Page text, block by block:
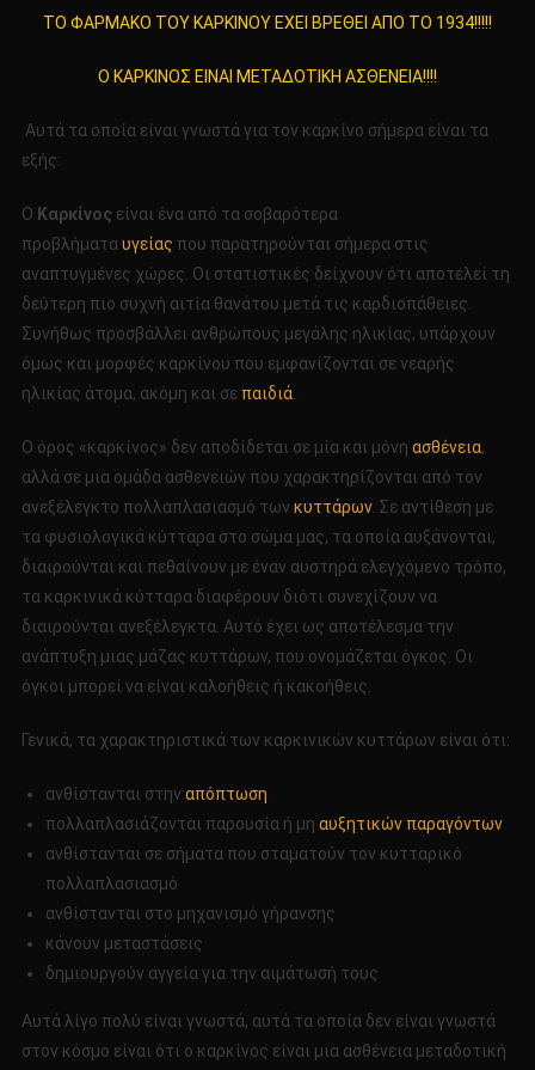
ΦΑΡΜΑΚΟ
ΚΑΡΚΙΝΟΥ
ΒΡΕΘΕΙ
Ο
ΚΑΡΚΙΝΟΣ
ΕΙΝΑΙ
ΜΕΤΑΔΟΤΙΚΗ
ΑΣΘΕΝΕΙΑ!!!!
TΟ ΦΑΡΜΑΚΟ ΤΟΥ ΚΑΡΚΙΝΟΥ ΕΧΕΙ ΒΡΕΘΕΙ ΑΠΟ ΤΟ 1934!!!!!
Ο ΚΑΡΚΙΝΟΣ ΕΙΝΑΙ ΜΕΤΑΔΟΤΙΚΗ ΑΣΘΕΝΕΙΑ!!!!
Αυτά τα οποία είναι γνωστά για τον καρκίνο σήμερα είναι τα
εξής:
Ο Καρκίνος είναι ένα από τα σοβαρότερα
προβλήματα υγείας που παρατηρούνται σήμερα στις
αναπτυγμένες χώρες. Οι στατιστικές δείχνουν ότι αποτελεί τη
δεύτερη πιο συχνή αιτία θανάτου μετά τις καρδιοπάθειες.
Συνήθως προσβάλλει ανθρώπους μεγάλης ηλικίας, υπάρχουν
όμως και μορφές καρκίνου που εμφανίζονται σε νεαρής
ηλικίας άτομα, ακόμη και σε παιδιά.
Ο όρος «καρκίνος» δεν αποδίδεται σε μία και μόνη ασθένεια,
αλλά σε μια ομάδα ασθενειών που χαρακτηρίζονται από τον
ανεξέλεγκτο πολλαπλασιασμό των κυττάρων. Σε αντίθεση με
τα φυσιολογικά κύτταρα στο σώμα μας, τα οποία αυξάνονται,
διαιρούνται και πεθαίνουν με έναν αυστηρά ελεγχόμενο τρόπο,
τα καρκινικά κύτταρα διαφέρουν διότι συνεχίζουν να
διαιρούνται ανεξέλεγκτα. Αυτό έχει ως αποτέλεσμα την
ανάπτυξη μιας μάζας κυττάρων, που ονομάζεται όγκος. Οι
όγκοι μπορεί να είναι καλοήθεις ή κακοήθεις.
Γενικά, τα χαρακτηριστικά των καρκινικών κυττάρων είναι ότι:
ανθίστανται στην απόπτωση
πολλαπλασιάζονται παρουσία ή μη αυξητικών παραγόντων
ανθίστανται σε σήματα που σταματούν τον κυτταρικό
πολλαπλασιασμό
ανθίστανται στο μηχανισμό γήρανσης
κάνουν μεταστάσεις
δημιουργούν αγγεία για την αιμάτωσή τους
Αυτά λίγο πολύ είναι γνωστά, αυτά τα οποία δεν είναι γνωστά
στον κόσμο είναι ότι ο καρκίνος είναι μια ασθένεια μεταδοτική